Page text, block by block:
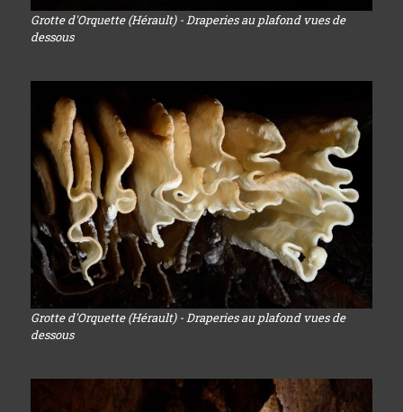
Grotte d'Orquette (Hérault) - Draperies au plafond vues de
dessous
Grotte d'Orquette (Hérault) - Draperies au plafond vues de
dessous